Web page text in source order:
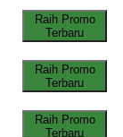
Raih Promo
Terbaru
Raih Promo
Terbaru
Raih Promo
Terbaru